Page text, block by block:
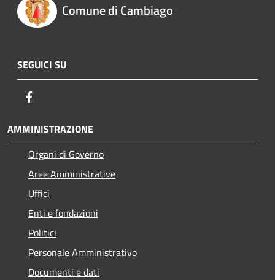
Comune di Cambiago
SEGUICI SU
AMMINISTRAZIONE
Organi di Governo
Aree Amministrative
Uffici
Enti e fondazioni
Politici
Personale Amministrativo
Documenti e dati